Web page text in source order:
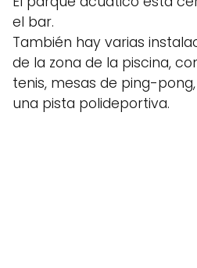
el bar.
También hay varias
de la zona de la piscina,
tenis, mesas de ping-
una pista polideportiva.